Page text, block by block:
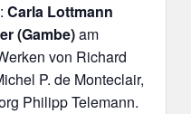
Carla Lottmann
(Gambe)am
von Richard
P. de Monteclair,
Philipp Telemann.